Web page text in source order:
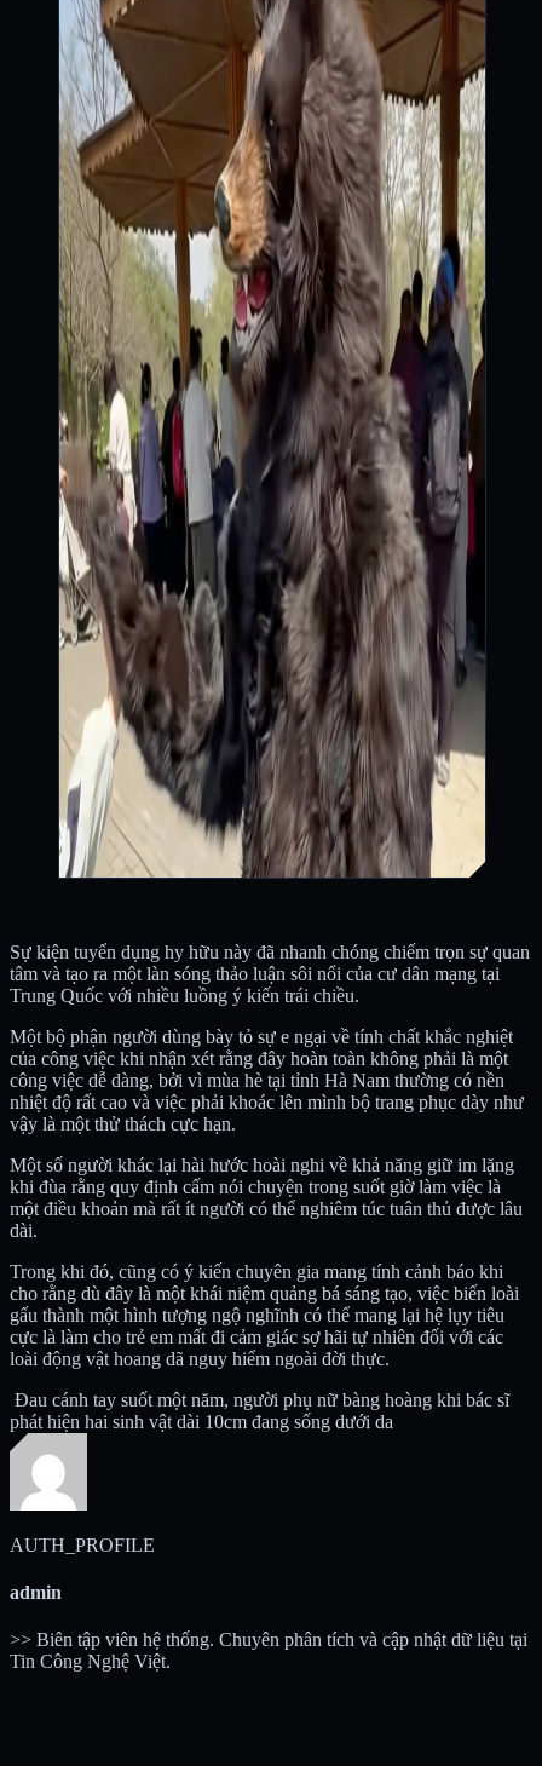
Sự kiện tuyển dụng hy hữu này đã nhanh chóng chiếm trọn sự quan
tâm và tạo ra một làn sóng thảo luận sôi nổi của cư dân mạng tại
Trung Quốc với nhiều luồng ý kiến trái chiều.
Một bộ phận người dùng bày tỏ sự e ngại về tính chất khắc nghiệt
của công việc khi nhận xét rằng đây hoàn toàn không phải là một
công việc dễ dàng, bởi vì mùa hè tại tỉnh Hà Nam thường có nền
nhiệt độ rất cao và việc phải khoác lên mình bộ trang phục dày như
vậy là một thử thách cực hạn.
Một số người khác lại hài hước hoài nghi về khả năng giữ im lặng
khi đùa rằng quy định cấm nói chuyện trong suốt giờ làm việc là
một điều khoản mà rất ít người có thể nghiêm túc tuân thủ được lâu
dài.
Trong khi đó, cũng có ý kiến chuyên gia mang tính cảnh báo khi
cho rằng dù đây là một khái niệm quảng bá sáng tạo, việc biến loài
gấu thành một hình tượng ngộ nghĩnh có thể mang lại hệ lụy tiêu
cực là làm cho trẻ em mất đi cảm giác sợ hãi tự nhiên đối với các
loài động vật hoang dã nguy hiểm ngoài đời thực.
Đau cánh tay suốt một năm, người phụ nữ bàng hoàng khi bác sĩ
phát hiện hai sinh vật dài 10cm đang sống dưới da
AUTH_PROFILE
admin
>> Biên tập viên hệ thống. Chuyên phân tích và cập nhật dữ liệu tại
Tin Công Nghệ Việt.